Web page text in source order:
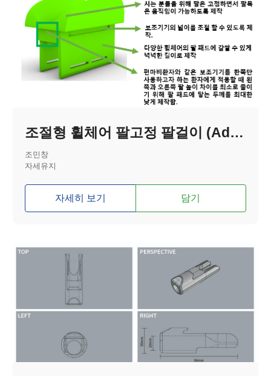
조절형 휠체어 팔고정 팔걸이 (Adjustable Wheelchair Arm Fixture Armrest)
조민창
자세유지
자세히 보기 담기